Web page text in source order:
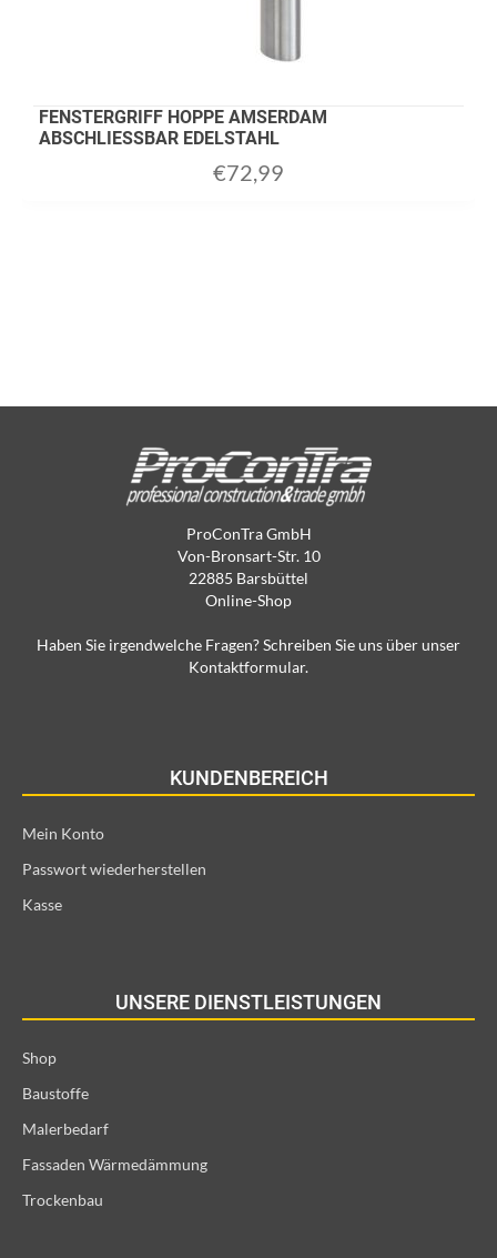
FENSTERGRIFF HOPPE AMSERDAM
ABSCHLIESSBAR EDELSTAHL
€72,99
ProConTra GmbH
Von-Bronsart-Str. 10
22885 Barsbüttel
Online-Shop
Haben Sie irgendwelche Fragen? Schreiben Sie uns über unser
Kontaktformular.
KUNDENBEREICH
Mein Konto
Passwort wiederherstellen
Kasse
UNSERE DIENSTLEISTUNGEN
Shop
Baustoffe
Malerbedarf
Fassaden Wärmedämmung
Trockenbau